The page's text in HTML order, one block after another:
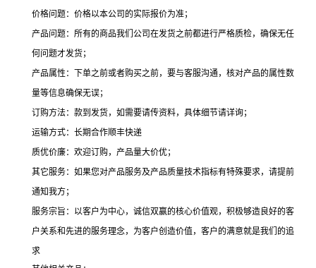
价格问题：价格以本公司的实际报价为准；
产品问题：所有的商品我们公司在发货之前都进行严格质检，确保无任
何问题才发货；
产品属性：下单之前或者购买之前，要与客服沟通，核对产品的属性数
量等信息确保无误；
订购方法：款到发货，如需要请传资料，具体细节请详询；
运输方式：长期合作顺丰快递
质优价廉：欢迎订购，产品量大价优；
其它服务：如果您对产品服务及产品质量技术指标有特殊要求，请提前
通知我方；
服务宗旨：以客户为中心，诚信双赢的核心价值观，积极够造良好的客
户关系和先进的服务理念，为客户创造价值，客户的满意就是我们的追
求